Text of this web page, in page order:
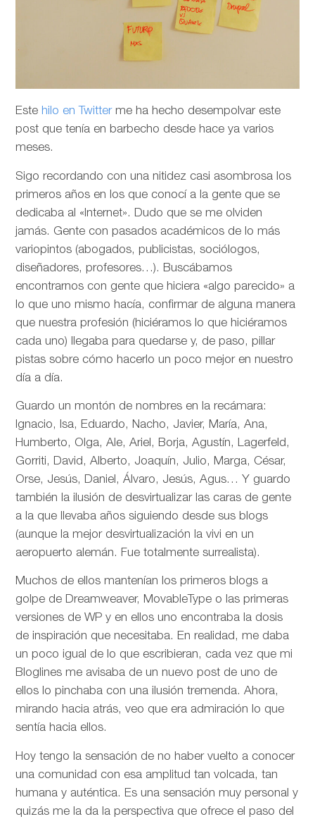
Este hilo en Twitterme ha hecho desempolvar este
post que tenía en barbecho desde hace ya varios
meses.
Sigo recordando con una nitidez casi asombrosa los
primeros años en los que conocí a la gente que se
dedicaba al «Internet». Dudo que se me olviden
jamás. Gente con pasados académicos de lo más
variopintos (abogados, publicistas, sociólogos,
diseñadores, profesores…). Buscábamos
encontrarnos con gente que hiciera «algo parecido» a
lo que uno mismo hacía, confirmar de alguna manera
que nuestra profesión (hiciéramos lo que hiciéramos
cada uno) llegaba para quedarse y, de paso, pillar
pistas sobre cómo hacerlo un poco mejor en nuestro
día a día.
Guardo un montón de nombres en la recámara:
Ignacio, Isa, Eduardo, Nacho, Javier, María, Ana,
Humberto, Olga, Ale, Ariel, Borja, Agustín, Lagerfeld,
Gorriti, David, Alberto, Joaquín, Julio, Marga, César,
Orse, Jesús, Daniel, Álvaro, Jesús, Agus… Y guardo
también la ilusión de desvirtualizar las caras de gente
a la que llevaba años siguiendo desde sus blogs
(aunque la mejor desvirtualización la vivi en un
aeropuerto alemán. Fue totalmente surrealista).
Muchos de ellos mantenían los primeros blogs a
golpe de Dreamweaver, MovableType o las primeras
versiones de WP y en ellos uno encontraba la dosis
de inspiración que necesitaba. En realidad, me daba
un poco igual de lo que escribieran, cada vez que mi
Bloglines me avisaba de un nuevo post de uno de
ellos lo pinchaba con una ilusión tremenda. Ahora,
mirando hacia atrás, veo que era admiración lo que
sentía hacia ellos.
Hoy tengo la sensación de no haber vuelto a conocer
una comunidad con esa amplitud tan volcada, tan
humana y auténtica. Es una sensación muy personal y
quizás me la da la perspectiva que ofrece el paso del